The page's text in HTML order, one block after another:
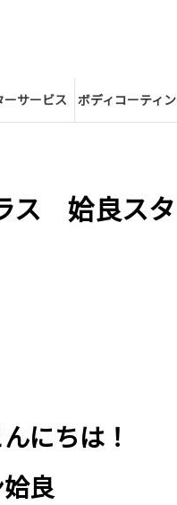
ーサービス ボディコーティ
ス 姶良ス
にちは！
姶良